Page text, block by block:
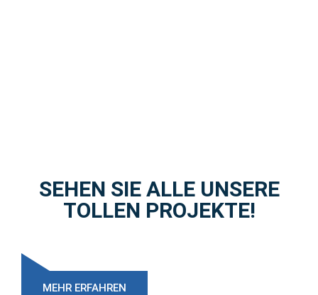
SEHEN SIE ALLE UNSERE
TOLLEN PROJEKTE!
MEHR ERFAHREN